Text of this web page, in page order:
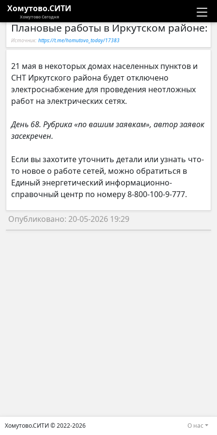
Хомутово.СИТИ
Хомутово Сегодня
Новости
Галерея
Компании
Плановые работы в Иркутском районе:
Источник: https://t.me/homutovo_today/17383
21 мая в некоторых домах населенных пунктов и
СНТ Иркутского района будет отключено
электроснабжение для проведения неотложных
работ на электрических сетях.
День 68. Рубрика «по вашим заявкам», автор заявок
засекречен.
Если вы захотите уточнить детали или узнать что-
то новое о работе сетей, можно обратиться в
Единый энергетический информационно-
справочный центр по номеру 8-800-100-9-777.
Опубликовано: 20-05-2026 19:29
Хомутово.СИТИ © 2022-2026 О нас